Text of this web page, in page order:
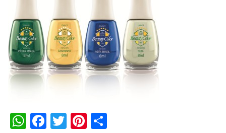
WhatsApp
Facebook
Twitter
Pinterest
Compartilhar